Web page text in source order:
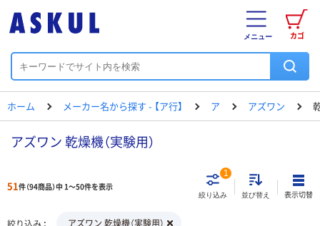
カゴ
メニュー
ホーム メーカー名から探す - 【ア行】 ア アズワン
アズワン 乾燥機（実験用）
51件（94商品）中 1～50件を表示
絞り込み
1
並び替え 表示切替
絞り込み アズワン 乾燥機（実験用）